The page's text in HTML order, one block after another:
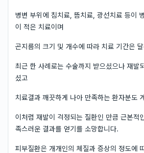
병변 부위에 침치료, 뜸치료, 광선치료 등이
이 적은 치료이며
곤지름의 크기 및 개수에 따라 치료 기간은
최근 한 사례로는 수술까지 받으셨으나 재발
셨고
치료결과 깨끗하게 나아 만족하는 환자분도
이처럼 재발이 걱정되는 질환인 만큼 근본적
족스러운 결과를 얻기를 소망합니다.
피부질환은 개개인의 체질과 증상의 정도에